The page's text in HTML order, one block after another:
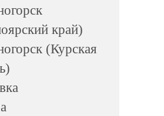
край)
(Курская